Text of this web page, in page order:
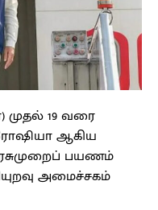
முதல் 19 வரை
ஆகிய
பயணம்
அமைச்சகம்